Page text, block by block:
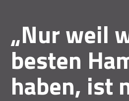
„Nur weil
besten
haben, ist